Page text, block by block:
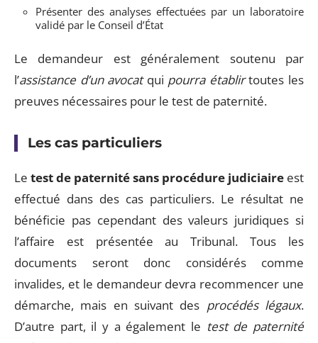
Présenter des analyses effectuées par un laboratoire
validé par le Conseil d’État
Le demandeur est généralement soutenu par
l’assistance d’un avocat qui pourra établirtoutes les
preuves nécessaires pour le test de paternité.
Les cas particuliers
Le test de paternité sans procédure judiciaire est
effectué dans des cas particuliers. Le résultat ne
bénéficie pas cependant des valeurs juridiques si
l’affaire est présentée au Tribunal. Tous les
documents seront donc considérés comme
invalides, et le demandeur devra recommencer une
démarche, mais en suivant des procédés légaux.
D’autre part, il y a également le test de paternité